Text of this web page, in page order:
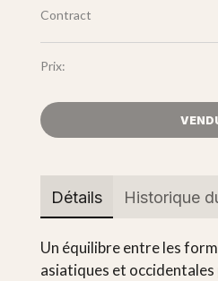
Contract
Prix:
Détails Historique
Un équilibre entre les
asiatiques et